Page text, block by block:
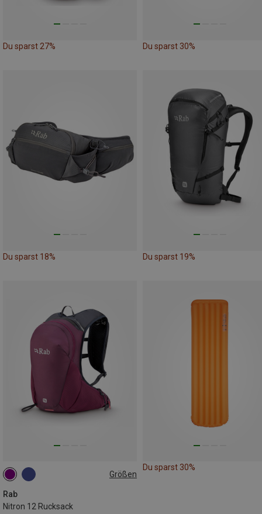
Du sparst 27% Du sparst 30%
Du sparst 18% Du sparst 19%
Größen
Rab
Nitron 12 Rucksack
12L
Du sparst 30%